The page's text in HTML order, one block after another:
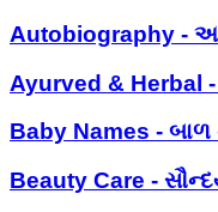
Autobiography -
Ayurved & Herbal
Baby Names - બાળ
Beauty Care -